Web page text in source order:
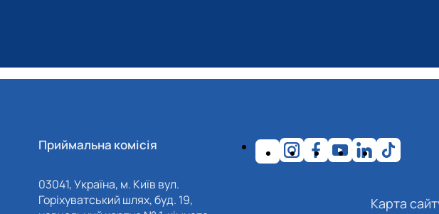
Приймальна комісія
03041, Україна, м. Київ вул.
Горіхуватський шлях, буд. 19,
Карта